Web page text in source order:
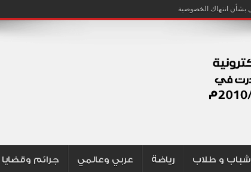
شباب و طلاب رياضة عربي وعالمي جرائم وقضايا